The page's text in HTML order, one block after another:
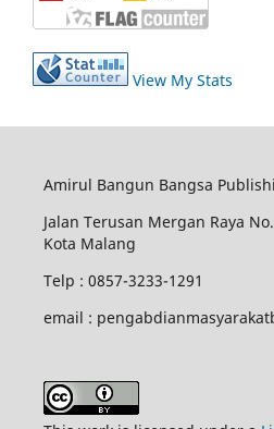
View My Stats
Amirul Bangun Bangsa
Jalan Terusan Mergan Raya
Kota Malang
Telp : 0857-3233-1291
email :